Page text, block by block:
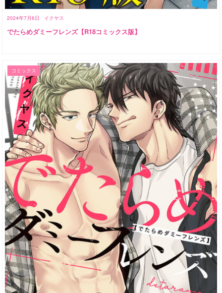
2024年7月6日 イクヤス
でたらめダミーフレンズ【R18コミックス版】
コミックス